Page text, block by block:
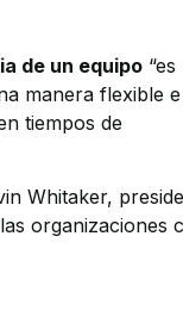
de un equipo “es
manera flexible e
tiempos de
Whitaker,
organizaciones